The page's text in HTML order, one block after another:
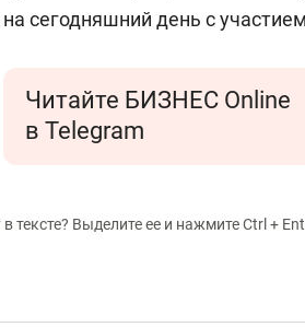
на сегодняшний день с
Читайте БИЗНЕС Online
в Telegram
тексте? Выделите ее и нажмите Ctrl +